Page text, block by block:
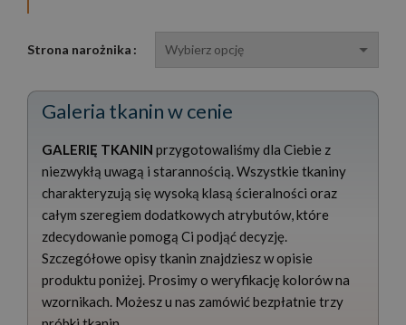
Strona narożnika
Galeria tkanin w cenie
GALERIĘ TKANIN przygotowaliśmy dla Ciebie z
niezwykłą uwagą i starannością. Wszystkie tkaniny
charakteryzują się wysoką klasą ścieralności oraz
całym szeregiem dodatkowych atrybutów, które
zdecydowanie pomogą Ci podjąć decyzję.
Szczegółowe opisy tkanin znajdziesz w opisie
produktu poniżej. Prosimy o weryfikację kolorów na
wzornikach. Możesz u nas zamówić bezpłatnie trzy